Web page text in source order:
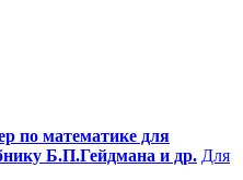
по математике для
Б.П.Гейдмана и др. Для